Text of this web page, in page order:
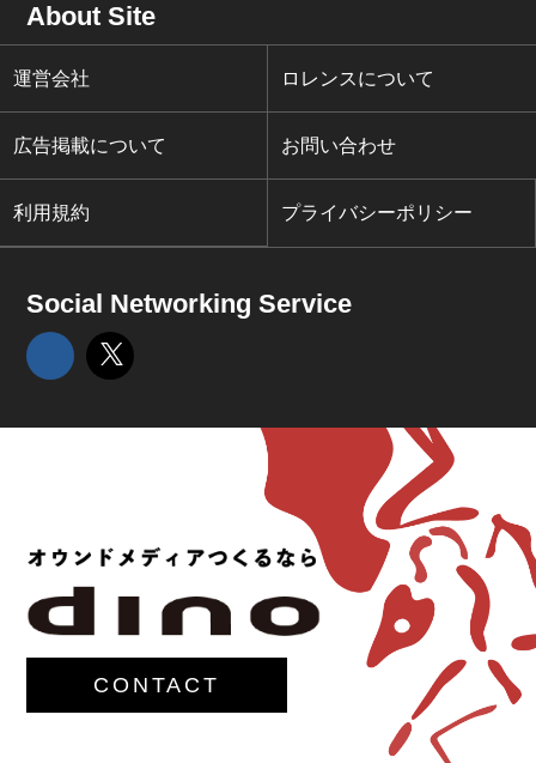
About Site
運営会社 ロレンスについて
広告掲載について お問い合わせ
利用規約 プライバシーポリシー
Social Networking Service
CONTACT